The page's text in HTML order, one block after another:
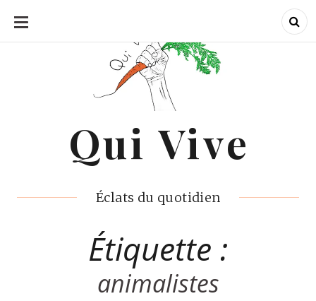
ALLER
CONTENU
Qui Vive
Éclats du quotidien
Qui Vive
Étiquette :
animalistes